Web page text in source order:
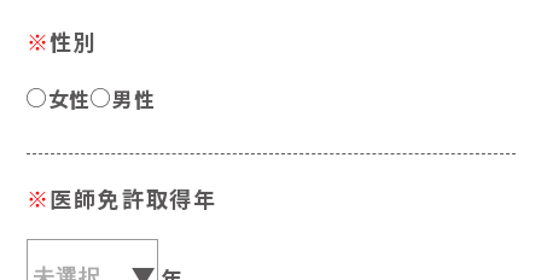
※性別
女性 男性
※医師免許取得年